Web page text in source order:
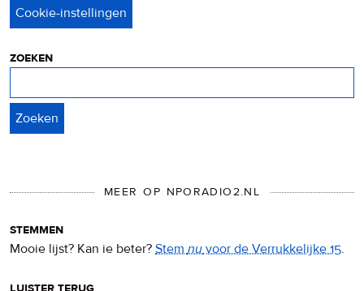
zoeken
MEER OP NPORADIO2.NL
stemmen
Mooie lijst? Kan ie beter? Stemnuvoor de Verrukkelijke 15.